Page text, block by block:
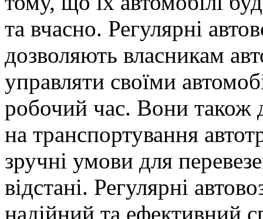
та вчасно. Регулярні
дозволяють власникам
управляти своїми
робочий час. Вони також
на транспортування
зручні умови для
відстані. Регулярні
надійний та ефективний